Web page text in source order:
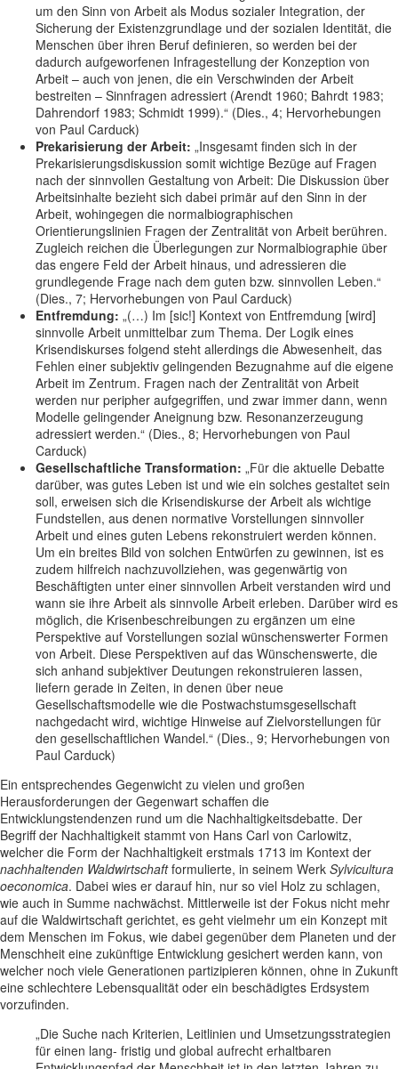
um den Sinn von Arbeit als Modus sozialer Integration, der
Sicherung der Existenzgrundlage und der sozialen Identität, die
Menschen über ihren Beruf definieren, so werden bei der
dadurch aufgeworfenen Infragestellung der Konzeption von
Arbeit – auch von jenen, die ein Verschwinden der Arbeit
bestreiten – Sinnfragen adressiert (Arendt 1960; Bahrdt 1983;
Dahrendorf 1983; Schmidt 1999).“ (Dies., 4; Hervorhebungen
von Paul Carduck)
Prekarisierung der Arbeit: „Insgesamt finden sich in der
Prekarisierungsdiskussion somit wichtige Bezüge auf Fragen
nach der sinnvollen Gestaltung von Arbeit: Die Diskussion über
Arbeitsinhalte bezieht sich dabei primär auf den Sinn in der
Arbeit, wohingegen die normalbiographischen
Orientierungslinien Fragen der Zentralität von Arbeit berühren.
Zugleich reichen die Überlegungen zur Normalbiographie über
das engere Feld der Arbeit hinaus, und adressieren die
grundlegende Frage nach dem guten bzw. sinnvollen Leben.“
(Dies., 7; Hervorhebungen von Paul Carduck)
Entfremdung: „(…) Im [sic!] Kontext von Entfremdung [wird]
sinnvolle Arbeit unmittelbar zum Thema. Der Logik eines
Krisendiskurses folgend steht allerdings die Abwesenheit, das
Fehlen einer subjektiv gelingenden Bezugnahme auf die eigene
Arbeit im Zentrum. Fragen nach der Zentralität von Arbeit
werden nur peripher aufgegriffen, und zwar immer dann, wenn
Modelle gelingender Aneignung bzw. Resonanzerzeugung
adressiert werden.“ (Dies., 8; Hervorhebungen von Paul
Carduck)
Gesellschaftliche Transformation: „Für die aktuelle Debatte
darüber, was gutes Leben ist und wie ein solches gestaltet sein
soll, erweisen sich die Krisendiskurse der Arbeit als wichtige
Fundstellen, aus denen normative Vorstellungen sinnvoller
Arbeit und eines guten Lebens rekonstruiert werden können.
Um ein breites Bild von solchen Entwürfen zu gewinnen, ist es
zudem hilfreich nachzuvollziehen, was gegenwärtig von
Beschäftigten unter einer sinnvollen Arbeit verstanden wird und
wann sie ihre Arbeit als sinnvolle Arbeit erleben. Darüber wird es
möglich, die Krisenbeschreibungen zu ergänzen um eine
Perspektive auf Vorstellungen sozial wünschenswerter Formen
von Arbeit. Diese Perspektiven auf das Wünschenswerte, die
sich anhand subjektiver Deutungen rekonstruieren lassen,
liefern gerade in Zeiten, in denen über neue
Gesellschaftsmodelle wie die Postwachstumsgesellschaft
nachgedacht wird, wichtige Hinweise auf Zielvorstellungen für
den gesellschaftlichen Wandel.“ (Dies., 9; Hervorhebungen von
Paul Carduck)
Ein entsprechendes Gegenwicht zu vielen und großen
Herausforderungen der Gegenwart schaffen die
Entwicklungstendenzen rund um die Nachhaltigkeitsdebatte. Der
Begriff der Nachhaltigkeit stammt von Hans Carl von Carlowitz,
welcher die Form der Nachhaltigkeit erstmals 1713 im Kontext der
nachhaltenden Waldwirtschaftformulierte, in seinem Werk Sylvicultura
oeconomica. Dabei wies er darauf hin, nur so viel Holz zu schlagen,
wie auch in Summe nachwächst. Mittlerweile ist der Fokus nicht mehr
auf die Waldwirtschaft gerichtet, es geht vielmehr um ein Konzept mit
dem Menschen im Fokus, wie dabei gegenüber dem Planeten und der
Menschheit eine zukünftige Entwicklung gesichert werden kann, von
welcher noch viele Generationen partizipieren können, ohne in Zukunft
eine schlechtere Lebensqualität oder ein beschädigtes Erdsystem
vorzufinden.
„Die Suche nach Kriterien, Leitlinien und Umsetzungsstrategien
für einen lang- fristig und global aufrecht erhaltbaren